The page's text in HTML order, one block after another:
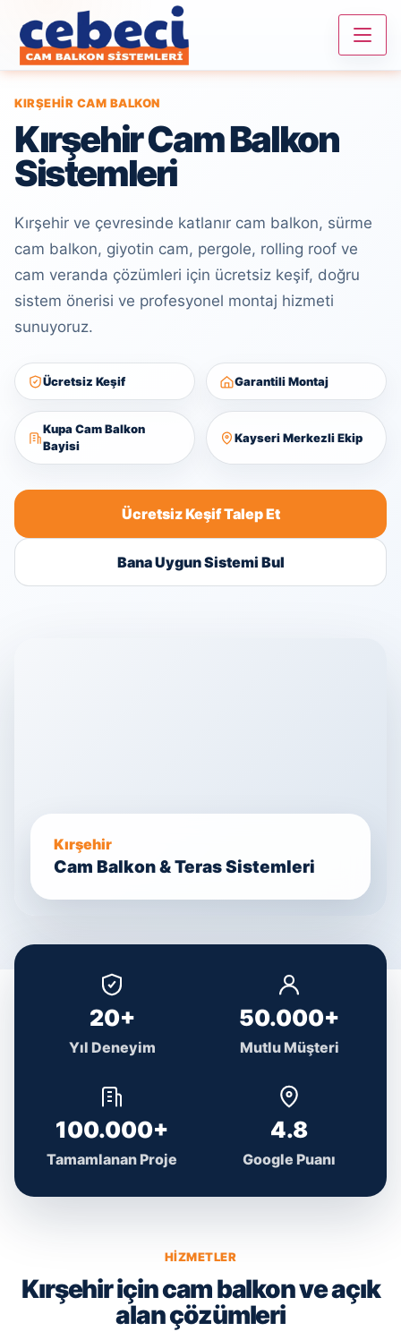
KIRŞEHIR CAM BALKON
Kırşehir Cam Balkon
Sistemleri
Kırşehir ve çevresinde katlanır cam balkon, sürme
cam balkon, giyotin cam, pergole, rolling roof ve
cam veranda çözümleri için ücretsiz keşif, doğru
sistem önerisi ve profesyonel montaj hizmeti
sunuyoruz.
Ücretsiz Keşif Garantili Montaj
Kupa Cam Balkon
Bayisi
Kayseri Merkezli Ekip
Ücretsiz Keşif Talep Et
Bana Uygun Sistemi Bul
Kırşehir
Cam Balkon & Teras Sistemleri
20+
Yıl Deneyim
50.000+
Mutlu Müşteri
100.000+
Tamamlanan Proje
4.8
Google Puanı
HIZMETLER
Kırşehir için cam balkon ve açık
alan çözümleri